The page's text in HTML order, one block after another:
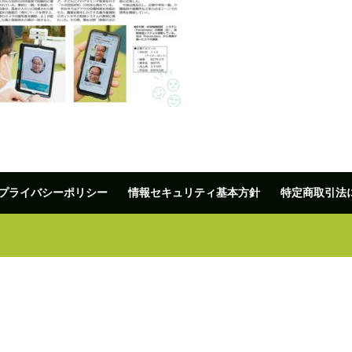
ライバシーポリシー 情報セキュリティ基本方針 特定商取引法